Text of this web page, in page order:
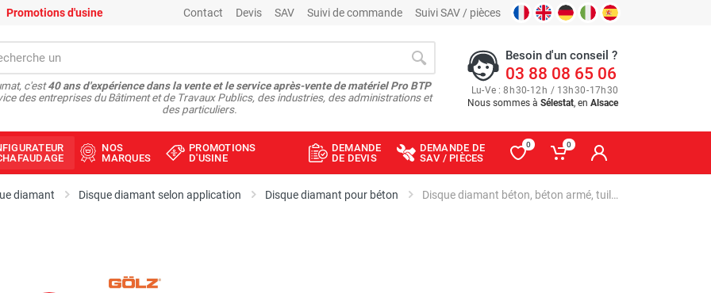
Promotions d'usine Contact Devis SAV Suivi de commande Suivi SAV / pièces
c'est40 ans d'expérience dans la vente et le service après-vente de matériel Pro BTP
des entreprises du Bâtiment et de Travaux Publics, des industries, des administrations et
des particuliers.
Besoin d'un conseil ?
03 88 08 65 06
Lu-Ve : 8h30-12h / 13h30-17h30
Nous sommes à Sélestat, en Alsace
NOS
MARQUES
PROMOTIONS
D'USINE
DEMANDE
DE DEVIS
DEMANDE DE
SAV / PIÈCES
0 0
diamant Disque diamant selon application Disque diamant pour béton Disque diamant béton, béton armé, tuiles, matériaux de construction LT40 - Ø 300 mm - GOLZ